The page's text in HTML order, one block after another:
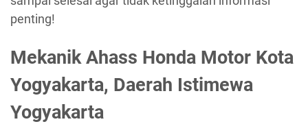
penting!
Mekanik Ahass Honda Motor Kota
Yogyakarta, Daerah Istimewa
Yogyakarta